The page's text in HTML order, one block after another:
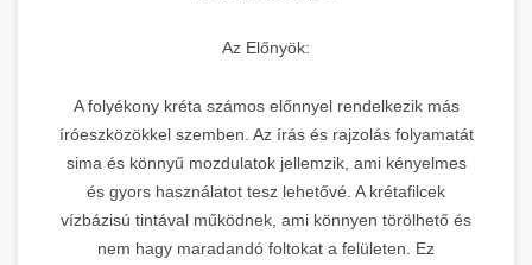
Az Előnyök:
A folyékony kréta számos előnnyel rendelkezik más
íróeszközökkel szemben. Az írás és rajzolás folyamatát
sima és könnyű mozdulatok jellemzik, ami kényelmes
és gyors használatot tesz lehetővé. A krétafilcek
vízbázisú tintával működnek, ami könnyen törölhető és
nem hagy maradandó foltokat a felületen. Ez